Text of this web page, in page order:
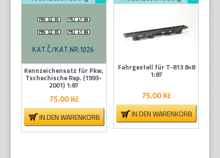
Kennzeichensatz für Pkw,
Tschechische Rep. (1993-
2001) 1:87
75.00Kč
IN DEN WARENKORB
Fahrgestell für T-813 8×8
1:87
75.00Kč
IN DEN WARENKORB